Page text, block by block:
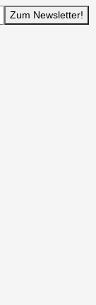
Zum Newsletter!